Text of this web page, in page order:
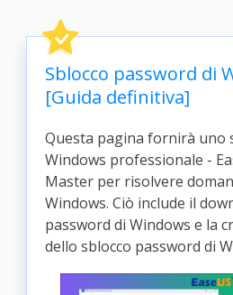
Sblocco password di
[Guida definitiva]
Questa pagina fornirà uno
Windows professionale -
Master per risolvere
Windows. Ciò include il
password di Windows e la
dello sblocco password di